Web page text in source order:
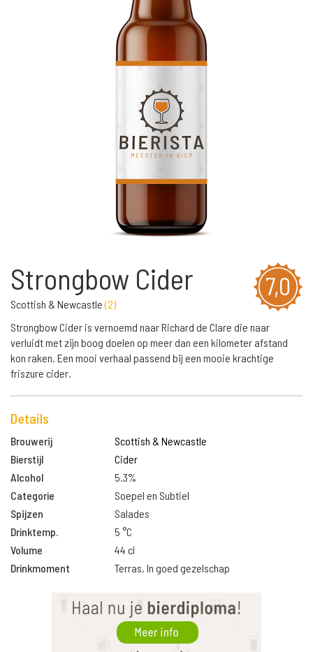
7,0
Strongbow Cider
Scottish & Newcastle(2)
Strongbow Cider is vernoemd naar Richard de Clare die naar
verluidt met zijn boog doelen op meer dan een kilometer afstand
kon raken. Een mooi verhaal passend bij een mooie krachtige
friszure cider.
Details
Brouwerij
Scottish & Newcastle
Bierstijl
Cider
Alcohol
5.3%
Categorie
Soepel en Subtiel
Spijzen
Salades
Drinktemp.
5 °C
Volume
44 cl
Drinkmoment
Terras, In goed gezelschap